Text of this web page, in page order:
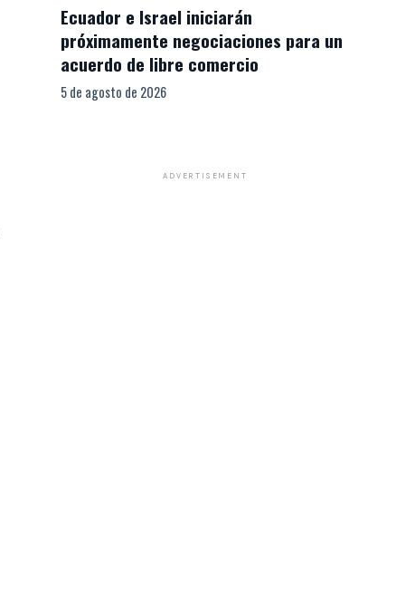
Ecuador e Israel iniciarán
próximamente negociaciones para un
acuerdo de libre comercio
5 de agosto de 2026
ADVERTISEMENT